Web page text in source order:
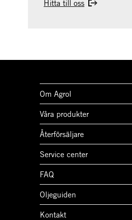
Hitta till oss
Om Agrol
Våra produkter
Återförsäljare
Service center
FAQ
Oljeguiden
Kontakt